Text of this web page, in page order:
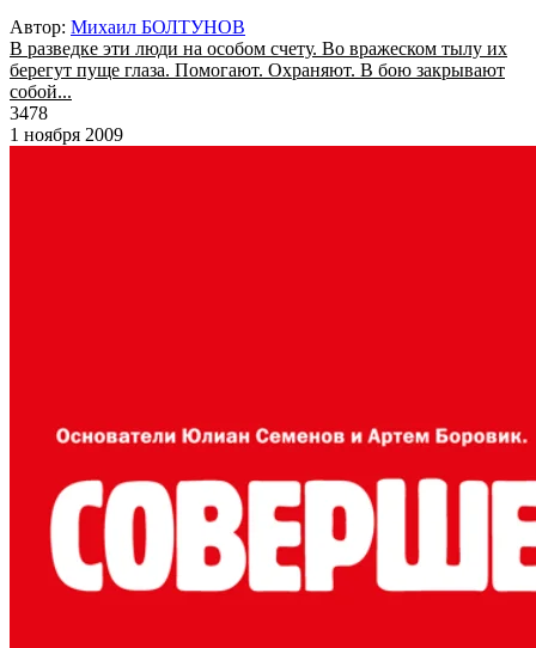
Автор: Михаил БОЛТУНОВ
В разведке эти люди на особом счету. Во вражеском тылу их
берегут пуще глаза. Помогают. Охраняют. В бою закрывают
собой...
3478
1 ноября 2009